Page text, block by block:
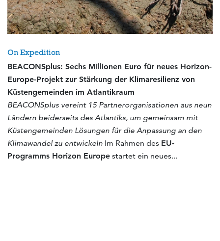
On Expedition
BEACONSplus: Sechs Millionen Euro für neues Horizon-
Europe-Projekt zur Stärkung der Klimaresilienz von
Küstengemeinden im Atlantikraum
BEACONSplus vereint 15 Partnerorganisationen aus neun
Ländern beiderseits des Atlantiks, um gemeinsam mit
Küstengemeinden Lösungen für die Anpassung an den
Klimawandel zu entwickeln Im Rahmen des EU-
Programms Horizon Europe startet ein neues...